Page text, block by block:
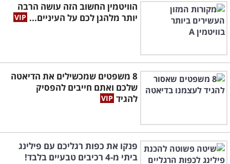
הוויטמין החשוב הזה עושה הרבה
יותר מלהגן לכם על העיניים...
8 משפטים שמכשילים את הדיאטה
שלכם ואתם חייבים להפסיק
להגיד
פנקו את כפות רגליכם עם פילינג
ביתי מ-4 רכיבים טבעיים בלבד!